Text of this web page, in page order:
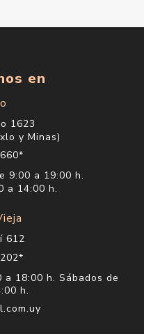
en
1623
y Minas)
9:00 a 19:00 h.
a 14:00 h.
612
18:00 h. Sábados de
h.